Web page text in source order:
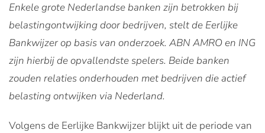
Enkele grote Nederlandse banken zijn betrokken bij
belastingontwijking door bedrijven, stelt de Eerlijke
Bankwijzer op basis van onderzoek. ABN AMRO en ING
zijn hierbij de opvallendste spelers. Beide banken
zouden relaties onderhouden met bedrijven die actief
belasting ontwijken via Nederland.
Volgens de Eerlijke Bankwijzer blijkt uit de periode van